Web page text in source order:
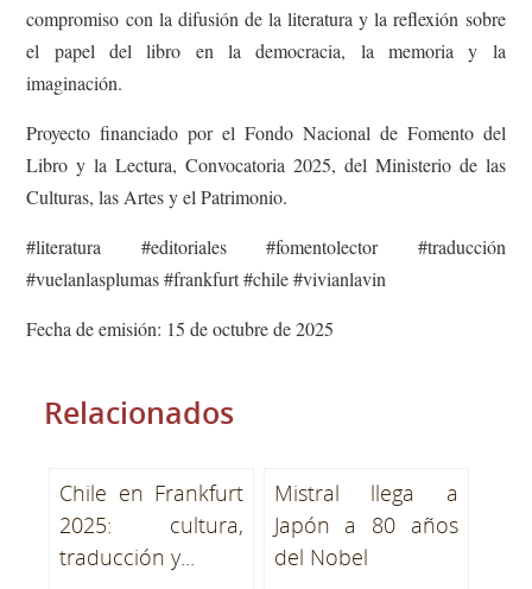
compromiso con la difusión de la literatura y la reflexión sobre
el papel del libro en la democracia, la memoria y la
imaginación.
Proyecto financiado por el Fondo Nacional de Fomento del
Libro y la Lectura, Convocatoria 2025, del Ministerio de las
Culturas, las Artes y el Patrimonio.
#literatura #editoriales #fomentolector #traducción
#vuelanlasplumas #frankfurt #chile #vivianlavin
Fecha de emisión: 15 de octubre de 2025
Relacionados
Chile en Frankfurt
2025: cultura,
traducción y...
Mistral llega a
Japón a 80 años
del Nobel